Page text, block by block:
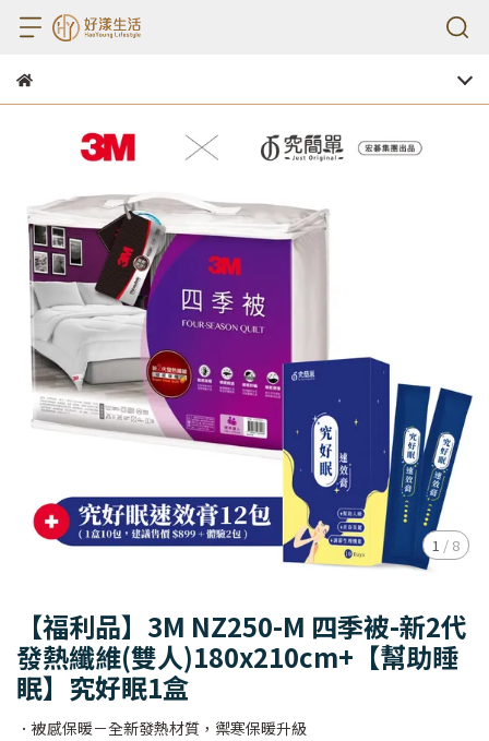
1 / 8
【福利品】3M NZ250-M 四季被-新2代
發熱纖維(雙人)180x210cm+【幫助睡
眠】究好眠1盒
．被感保暖－全新發熱材質，禦寒保暖升級